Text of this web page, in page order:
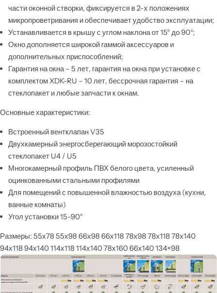
части оконной створки, фиксируется в 2-х положениях
микропроветривания и обеспечивает удобство эксплуатации;
Устанавливается в крышу с углом наклона от 15° до 90°;
Окно дополняется широкой гаммой аксессуаров и
дополнительных приспособлений;
Гарантия на окна – 5 лет, гарантия на окна при установке с
комплектом XDK-RU – 10 лет, бессрочная гарантия – на
стеклопакет и любые запчасти к окнам.
Основные характеристики:
Встроенный вентклапан V35
Двухкамерный энергосберегающий морозостойкий
стеклопакет U4 / U5
Многокамерный профиль ПВХ белого цвета, усиленный
оцинкованными стальными профилями
Для помещений с повышенной влажностью воздуха (кухни,
ванные комнаты)
Угол установки 15-90°
Размеры: 55х78 55х98 66х98 66х118 78х98 78х118 78х140
94х118 94х140 114х118 114х140 78х160 66х140 134×98